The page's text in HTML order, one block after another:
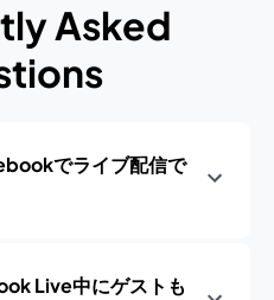
Asked
でライブ配信で
Live中にゲストも